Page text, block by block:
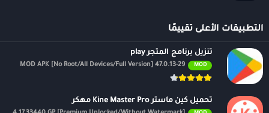
التطبيقات الأعلى تقييمًا
تنزيل برنامج المتجر play
MOD
47.0.13-29 MOD APK [No Root/All Devices/Full Version]
تحميل كين ماستر Kine Master Pro مهكر